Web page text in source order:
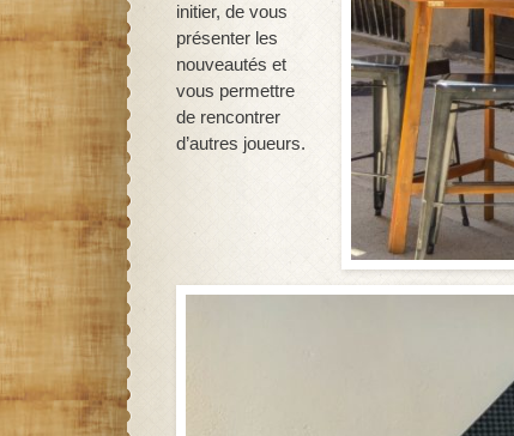
initier, de vous
présenter les
nouveautés et
vous permettre
de rencontrer
d’autres joueurs.